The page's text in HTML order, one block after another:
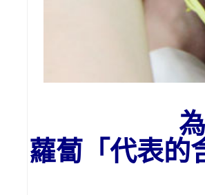
為
蘿蔔「代表的